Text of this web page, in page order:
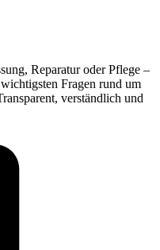
Reparatur oder Pflege –
Fragen rund um
verständlich und